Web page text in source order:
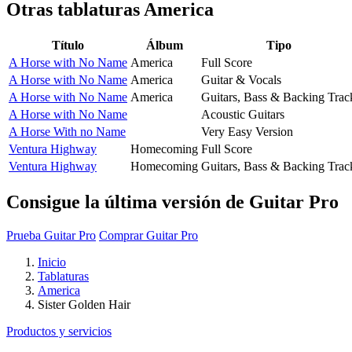
Otras tablaturas America
Título Álbum
Tipo
A Horse with No Name America
Full Score
A Horse with No Name America
Guitar & Vocals
A Horse with No Name America
Guitars, Bass & Backing
A Horse with No Name
Acoustic Guitars
A Horse With no Name
Very Easy Version
Ventura Highway
Homecoming Full Score
Ventura Highway
Homecoming Guitars, Bass & Backing
Consigue la última versión de Guitar Pro
Prueba Guitar Pro Comprar Guitar Pro
Inicio
Tablaturas
America
Sister Golden Hair
Productos y servicios